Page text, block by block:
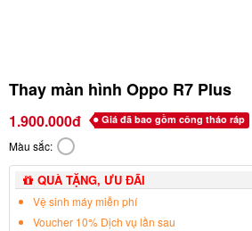
Thay màn hình Oppo R7 Plus
1.900.000đ Giá đã bao gồm công tháo ráp
Màu sắc:
QUÀ TẶNG, ƯU ĐÃI
Vệ sinh máy miễn phí
Voucher 10% Dịch vụ lần sau